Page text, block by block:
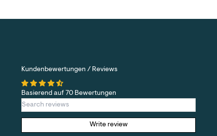
Kundenbewertungen / Reviews
Basierend auf 70 Bewertungen
Write review